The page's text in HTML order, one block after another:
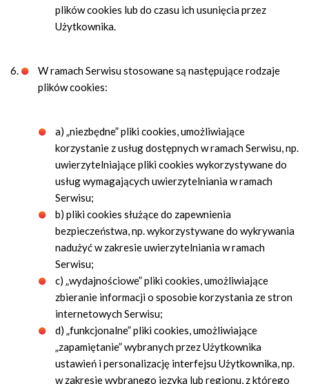
plików cookies lub do czasu ich usunięcia przez
Użytkownika.
W ramach Serwisu stosowane są następujące rodzaje
plików cookies:
a) „niezbędne” pliki cookies, umożliwiające
korzystanie z usług dostępnych w ramach Serwisu, np.
uwierzytelniające pliki cookies wykorzystywane do
usług wymagających uwierzytelniania w ramach
Serwisu;
b) pliki cookies służące do zapewnienia
bezpieczeństwa, np. wykorzystywane do wykrywania
nadużyć w zakresie uwierzytelniania w ramach
Serwisu;
c) „wydajnościowe” pliki cookies, umożliwiające
zbieranie informacji o sposobie korzystania ze stron
internetowych Serwisu;
d) „funkcjonalne” pliki cookies, umożliwiające
„zapamiętanie” wybranych przez Użytkownika
ustawień i personalizację interfejsu Użytkownika, np.
w zakresie wybranego języka lub regionu, z którego